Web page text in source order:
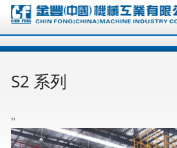
S2 系列
''